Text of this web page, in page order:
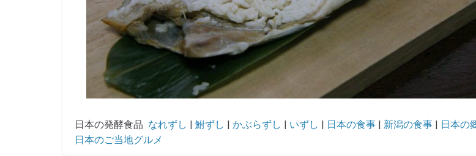
日本の発酵食品 なれずし 鮒ずし かぶらずし いずし 日本の食事 新潟の食事
日本の
日本のご当地グルメ